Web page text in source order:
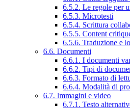
6.5.2. Le regole per
6.5.3. Microtesti
6.5.4. Scrittura
6.5.5. Content
6.5.6. Traduzione e
6.6. Documenti
6.6.1. I documenti
6.6.2. Tipi di
6.6.3. Formato di
6.6.4. Modalità di
6.7. Immagini e video
6.7.1. Testo